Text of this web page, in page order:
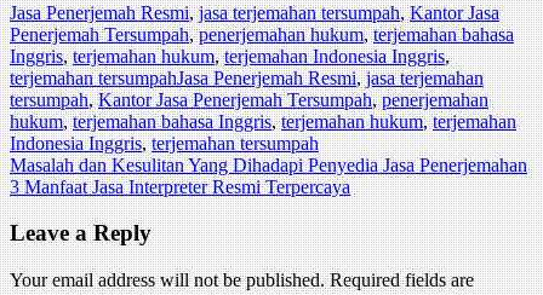
Jasa Penerjemah Resmi,jasa terjemahan tersumpah,Kantor Jasa
Penerjemah Tersumpah,penerjemahan hukum,terjemahan bahasa
Inggris,terjemahan hukum,terjemahan Indonesia Inggris,
terjemahan tersumpahJasa Penerjemah Resmi,jasa terjemahan
tersumpah,Kantor Jasa Penerjemah Tersumpah,penerjemahan
hukum,terjemahan bahasa Inggris,terjemahan hukum,terjemahan
Indonesia Inggris,terjemahan tersumpah
Post
navigation
Masalah dan Kesulitan Yang Dihadapi Penyedia Jasa Penerjemahan
3 Manfaat Jasa Interpreter Resmi Terpercaya
Leave a Reply
Your email address will not be published. Required fields are